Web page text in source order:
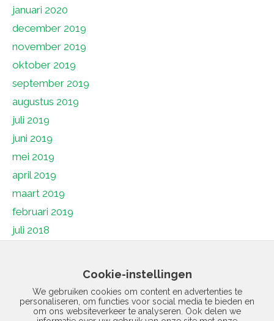
januari 2020
december 2019
november 2019
oktober 2019
september 2019
augustus 2019
juli 2019
juni 2019
mei 2019
april 2019
maart 2019
februari 2019
juli 2018
april 2018
maart 2018
Cookie-instellingen
We gebruiken cookies om content en advertenties te
personaliseren, om functies voor social media te bieden en
om ons websiteverkeer te analyseren. Ook delen we